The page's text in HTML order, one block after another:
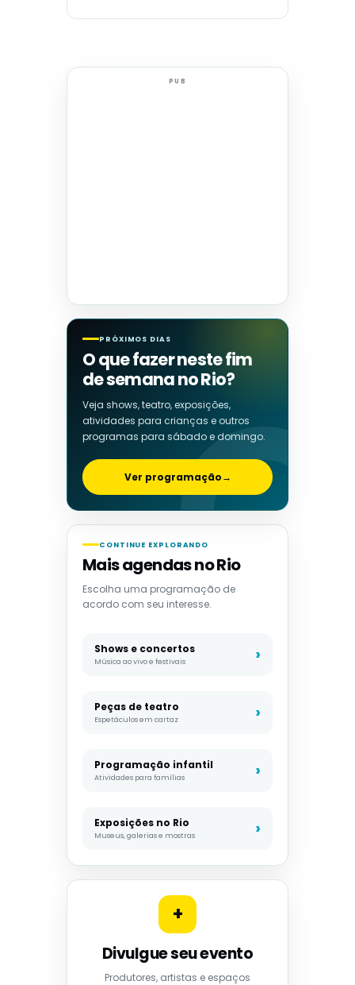
PUB
PRÓXIMOS DIAS
O que fazer neste fim
de semana no Rio?
Veja shows, teatro, exposições,
atividades para crianças e outros
programas para sábado e domingo.
Ver programação→
CONTINUE EXPLORANDO
Mais agendas no Rio
Escolha uma programação de
acordo com seu interesse.
Shows e concertos
Música ao vivo e festivais
Peças de teatro
Espetáculos em cartaz
Programação infantil
Atividades para famílias
Exposições no Rio
Museus, galerias e mostras
+
Divulgue seu evento
Produtores, artistas e espaços